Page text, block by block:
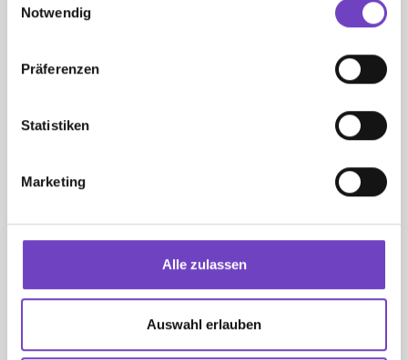
Notwendig
Präferenzen
Statistiken
Marketing
Alle zulassen
Auswahl erlauben
immer wieder an, wie nach
war sehr abwechslungsreich von